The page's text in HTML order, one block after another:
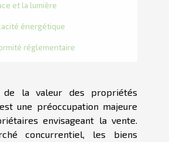
et la lumière
énergétique
réglementaire
de la valeur des propriétés
une préoccupation majeure
envisageant la vente.
concurrentiel, les biens